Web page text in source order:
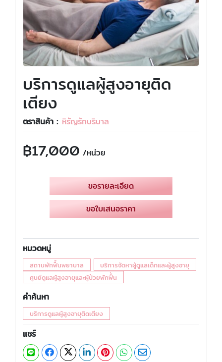
บริการดูแลผู้สูงอายุติด
เตียง
ตราสินค้า : หิรัญรักบริบาล
฿17,000 /หน่วย
ขอรายละเอียด
ขอใบเสนอราคา
หมวดหมู่
สถานพักฟื้นพยาบาล
บริการจัดหาผู้ดูแลเด็กและผู้สูงอายุ
ศูนย์ดูแลผู้สูงอายุและผู้ป่วยพักฟื้น
คำค้นหา
บริการดูแลผู้สูงอายุติดเตียง
แชร์